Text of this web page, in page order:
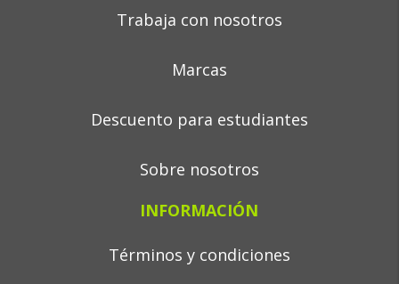
Trabaja con nosotros
Marcas
Descuento para estudiantes
Sobre nosotros
INFORMACIÓN
Términos y condiciones